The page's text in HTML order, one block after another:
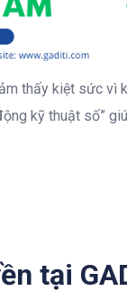
thấy kiệt sức vì
kỹ thuật số”
tại